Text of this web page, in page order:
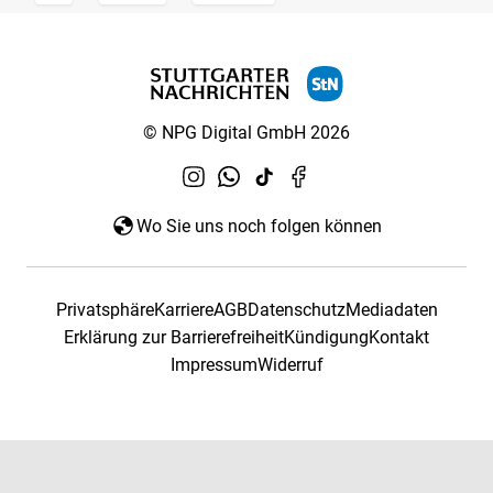
© NPG Digital GmbH 2026
Wo Sie uns noch folgen können
PrivatsphäreKarriereAGBDatenschutzMediadaten
Erklärung zur BarrierefreiheitKündigungKontakt
ImpressumWiderruf